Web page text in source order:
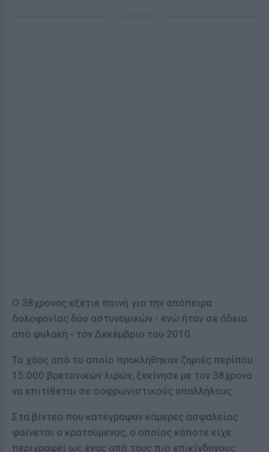
Ο 38χρονος εξέτιε ποινή για την απόπειρα
δολοφονίας δύο αστυνομικών - ενώ ήταν σε άδεια
από φυλακή - τον Δεκέμβριο του 2010.
Το χάος από το οποίο προκλήθηκαν ζημιές περίπου
15.000 βρετανικών λιρών, ξεκίνησε με τον 38χρονο
να επιτίθεται σε σοφρωνιστικούς υπαλλήλους.
Στα βίντεο που κατέγραψαν κάμερες ασφαλείας
φαίνεται ο κρατούμενος, ο οποίος κάποτε είχε
περιγραφεί ως ένας από τους πιο επικίνδυνους